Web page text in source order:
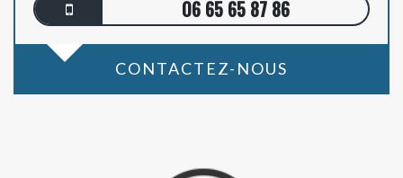
06 65 65 87 86
CONTACTEZ-NOUS